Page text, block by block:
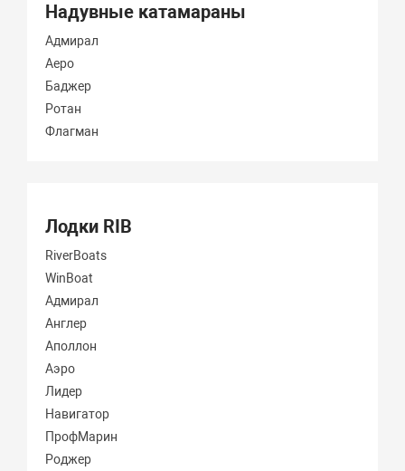
Надувные катамараны
Адмирал
Аеро
Баджер
Ротан
Флагман
Лодки RIB
RiverBoats
WinBoat
Адмирал
Англер
Аполлон
Аэро
Лидер
Навигатор
ПрофМарин
Роджер